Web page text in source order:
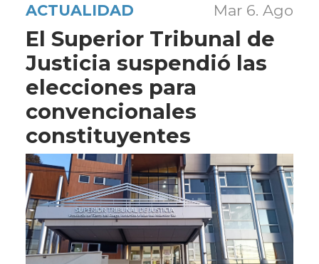
ACTUALIDAD Mar 6. Ago
El Superior Tribunal de
Justicia suspendió las
elecciones para
convencionales
constituyentes